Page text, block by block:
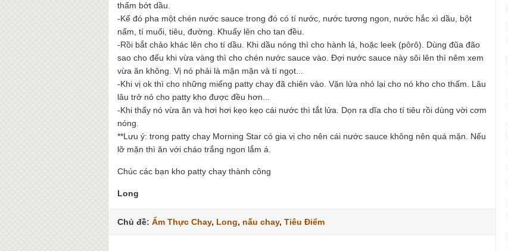
thấm bớt dầu.
-Kế đó pha một chén nước sauce trong đó có tí nước, nước tương ngon, nước hắc xì dầu, bột
nấm, tí muối, tiêu, đường. Khuấy lên cho tan đều.
-Rồi bắt chảo khác lên cho tí dầu. Khi dầu nóng thì cho hành lá, hoặc leek (pôrô). Dùng đũa đão
sao cho đểu khi vừa vàng thì cho chén nước sauce vào. Đợi nước sauce này sôi lên thì nêm xem
vừa ăn không. Vị nó phải là mặn mặn và tí ngọt...
-Khi vị ok thì cho những miếng patty chay đã chiên vào. Vặn lửa nhỏ lại cho nó kho cho thấm. Lâu
lâu trở nó cho patty kho được đều hơn...
-Khi thấy nó vừa ăn và hơi hơi kẹo kẹo cái nước thì tắt lửa. Dọn ra dĩa cho tí tiêu rồi dùng vời cơm
nóng.
**Lưu ý: trong patty chay Morning Star có gia vị cho nên cái nước sauce không nên quá mặn. Nếu
lỡ mặn thì ăn với cháo trắng ngon lắm á.
Chúc các bạn kho patty chay thành công
Long
Chủ đề: Ẩm Thực Chay, Long, nấu chay, Tiêu Điểm